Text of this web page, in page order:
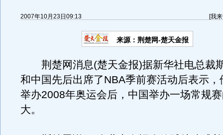
2007年10月23日09:13 [我
来源：荆楚网-楚天金报
荆楚网消息(楚天金报)据新华社电总裁
和中国先后出席了NBA季前赛活动后表示，
举办2008年奥运会后，中国举办一场常规
大。